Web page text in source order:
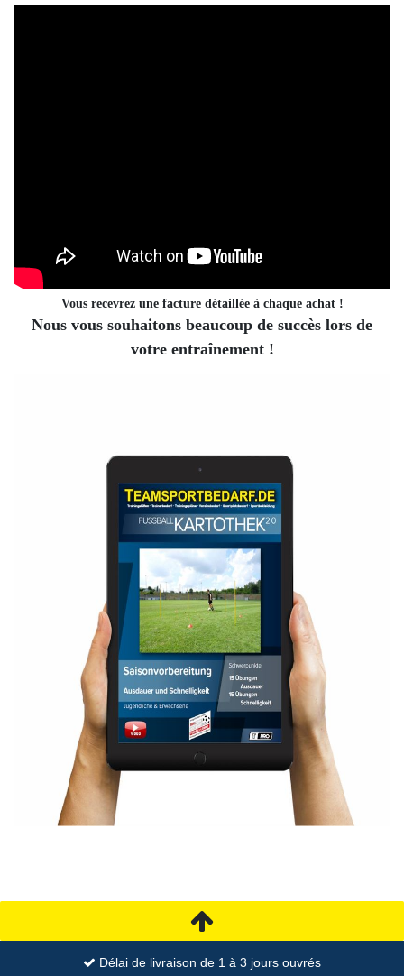
Vous recevrez une facture détaillée à chaque achat !
Nous vous souhaitons beaucoup de succès lors de
votre entraînement !
Délai de livraison de 1 à 3 jours ouvrés